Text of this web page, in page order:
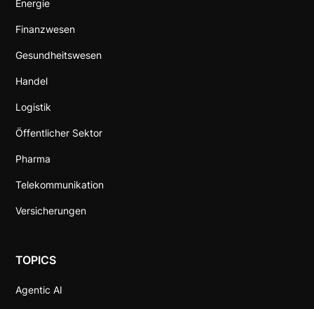
Energie
Finanzwesen
Gesundheitswesen
Handel
Logistik
Öffentlicher Sektor
Pharma
Telekommunikation
Versicherungen
TOPICS
Agentic AI